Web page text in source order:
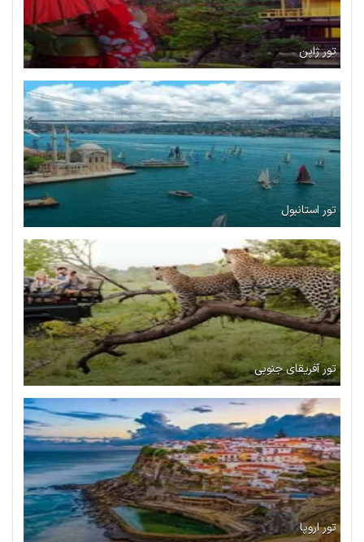
تور ژاپن
تور استانبول
تور آفریقای جنوبی
تور اروپا